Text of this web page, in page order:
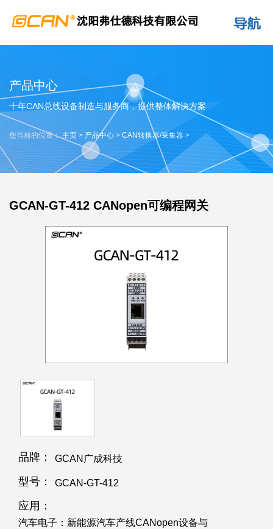
产品中心
十年CAN总线设备制造与服务商，提供整体解决方案
您当前的位置：主页 > 产品中心 > CAN转换器/采集器 >
GCAN-GT-412 CANopen可编程网关
品牌： GCAN广成科技
型号： GCAN-GT-412
应用：
汽车电子：新能源汽车产线CANopen设备与